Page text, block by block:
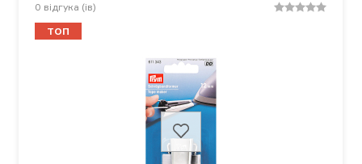
0 відгука (ів)
ТОП